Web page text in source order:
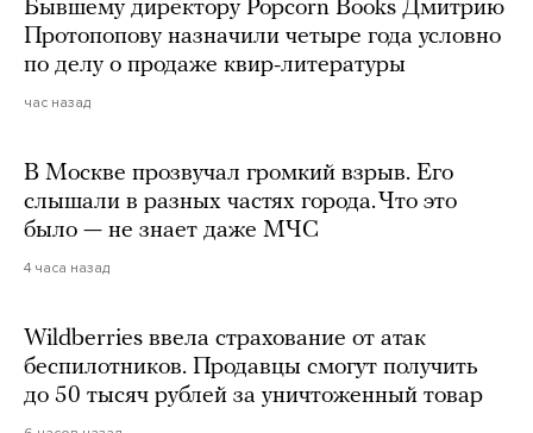
Бывшему директору Popcorn Books Дмитрию
Протопопову назначили четыре года условно
по делу о продаже квир-литературы
час назад
В Москве прозвучал громкий взрыв. Его
слышали в разных частях города. Что это
было — не знает даже МЧС
4 часа назад
Wildberries ввела страхование от атак
беспилотников. Продавцы смогут получить
до 50 тысяч рублей за уничтоженный товар